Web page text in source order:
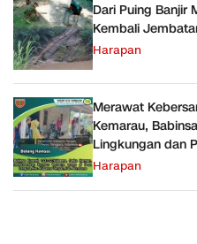
Dari Puing Banjir
Kembali
Harapan
Merawat
Kemarau,
Lingkungan dan
Harapan